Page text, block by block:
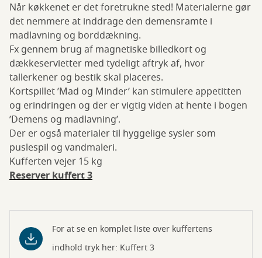
Når køkkenet er det foretrukne sted! Materialerne gør
det nemmere at inddrage den demensramte i
madlavning og borddækning.
Fx gennem brug af magnetiske billedkort og
dækkeservietter med tydeligt aftryk af, hvor
tallerkener og bestik skal placeres.
Kortspillet ’Mad og Minder’ kan stimulere appetitten
og erindringen og der er vigtig viden at hente i bogen
’Demens og madlavning’.
Der er også materialer til hyggelige sysler som
puslespil og vandmaleri.
Kufferten vejer 15 kg
Reserver kuffert 3
For at se en komplet liste over kuffertens
indhold tryk her: Kuffert 3